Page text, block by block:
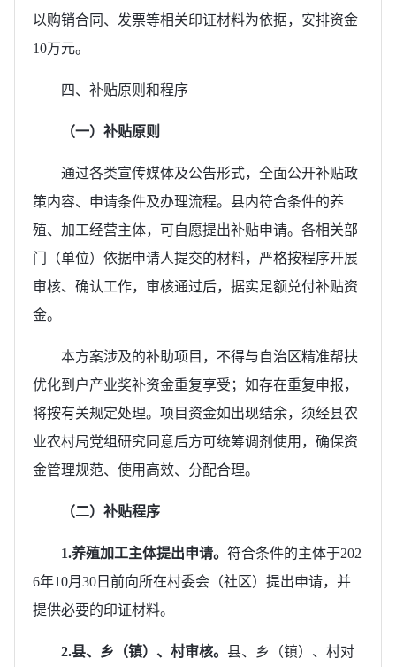
以购销合同、发票等相关印证材料为依据，安排资金
10万元。
四、补贴原则和程序
（一）补贴原则
通过各类宣传媒体及公告形式，全面公开补贴政
策内容、申请条件及办理流程。县内符合条件的养
殖、加工经营主体，可自愿提出补贴申请。各相关部
门（单位）依据申请人提交的材料，严格按程序开展
审核、确认工作，审核通过后，据实足额兑付补贴资
金。
本方案涉及的补助项目，不得与自治区精准帮扶
优化到户产业奖补资金重复享受；如存在重复申报，
将按有关规定处理。项目资金如出现结余，须经县农
业农村局党组研究同意后方可统筹调剂使用，确保资
金管理规范、使用高效、分配合理。
（二）补贴程序
1.养殖加工主体提出申请。 符合条件的主体于202
6年10月30日前向所在村委会（社区）提出申请，并
提供必要的印证材料。
2.县、乡（镇）、村审核。 县、乡（镇）、村对